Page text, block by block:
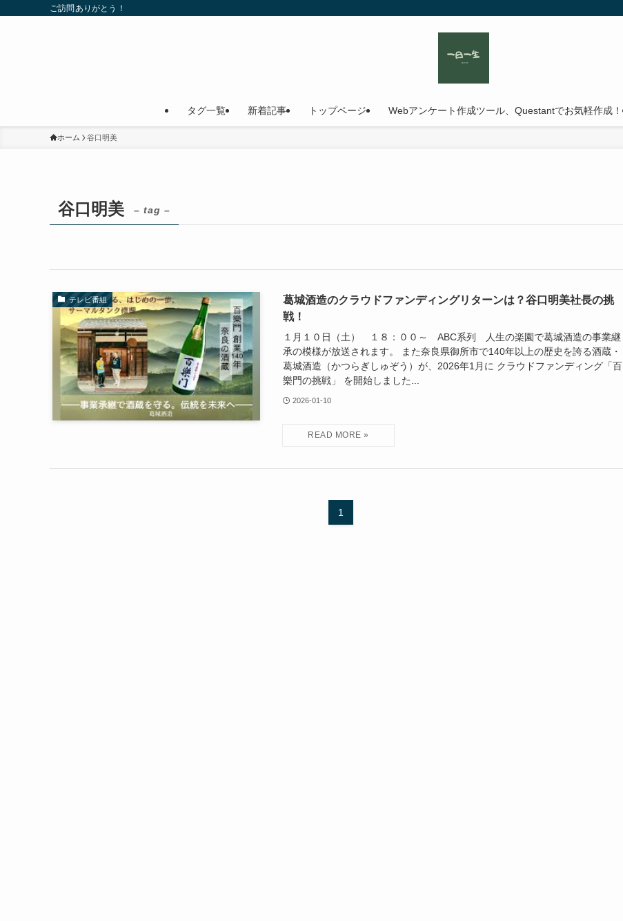
ご訪問ありがとう！
タグ一覧 新着記事 トップページ Webアンケート作成ツール、Questantでお気軽作成！
ホーム 谷口明美
谷口明美 – tag –
テレビ番組
葛城酒造のクラウドファンディングリターンは？谷口明美社長の挑
戦！
１月１０日（土） １８：００～ ABC系列 人生の楽園で葛城酒造の事業継
承の模様が放送されます。 また奈良県御所市で140年以上の歴史を誇る酒蔵・
葛城酒造（かつらぎしゅぞう）が、2026年1月に クラウドファンディング「百
樂門の挑戦」 を開始しました...
2026-01-10
1